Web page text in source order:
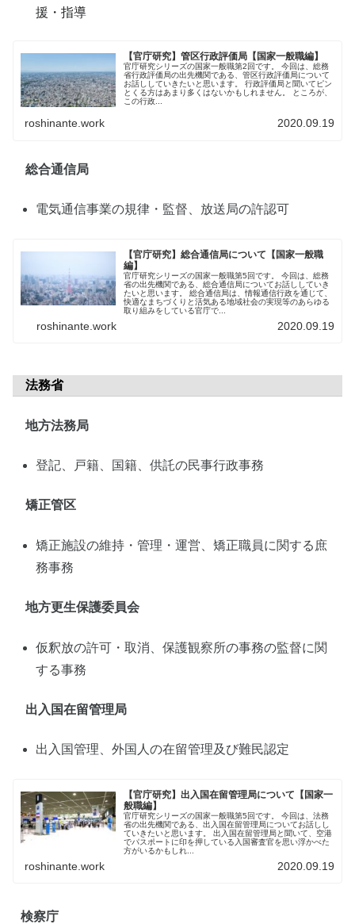
援・指導
【官庁研究】管区行政評価局【国家一般職編】
官庁研究シリーズの国家一般職第2回です。 今回は、総務
省行政評価局の出先機関である、管区行政評価局について
お話ししていきたいと思います。 行政評価局と聞いてピン
とくる方はあまり多くはないかもしれません。 ところが、
この行政...
roshinante.work 2020.09.19
総合通信局
電気通信事業の規律・監督、放送局の許認可
【官庁研究】総合通信局について【国家一般職
編】
官庁研究シリーズの国家一般職第5回です。 今回は、総務
省の出先機関である、総合通信局についてお話ししていき
たいと思います。 総合通信局は、情報通信行政を通じて、
快適なまちづくりと活気ある地域社会の実現等のあらゆる
取り組みをしている官庁で...
roshinante.work 2020.09.19
法務省
地方法務局
登記、戸籍、国籍、供託の民事行政事務
矯正管区
矯正施設の維持・管理・運営、矯正職員に関する庶
務事務
地方更生保護委員会
仮釈放の許可・取消、保護観察所の事務の監督に関
する事務
出入国在留管理局
出入国管理、外国人の在留管理及び難民認定
【官庁研究】出入国在留管理局について【国家一
般職編】
官庁研究シリーズの国家一般職第5回です。 今回は、法務
省の出先機関である、出入国在留管理局についてお話しし
ていきたいと思います。 出入国在留管理局と聞いて、空港
でパスポートに印を押している入国審査官を思い浮かべた
方がいるかもしれ...
roshinante.work 2020.09.19
検察庁